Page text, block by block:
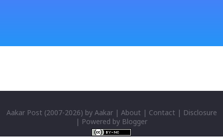
seldom does. She is stubborn to go meet Krishna.
by her friend Bisakha everywhere she went. Radha
faces...
Aakar Post (2007-2026) by Aakar| About | Contact | Disclosure
| Powered by Blogger